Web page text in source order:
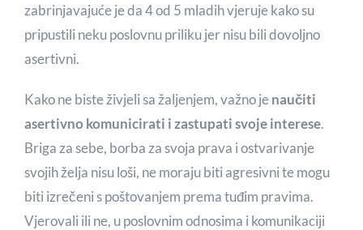
zabrinjavajuće je da 4 od 5 mladih vjeruje kako su
pripustili neku poslovnu priliku jer nisu bili dovoljno
asertivni.
Kako ne biste živjeli sa žaljenjem, važno jenaučiti
asertivno komunicirati i zastupati svoje interese.
Briga za sebe, borba za svoja prava i ostvarivanje
svojih želja nisu loši, ne moraju biti agresivni te mogu
biti izrečeni s poštovanjem prema tuđim pravima.
Vjerovali ili ne, u poslovnim odnosima i komunikaciji